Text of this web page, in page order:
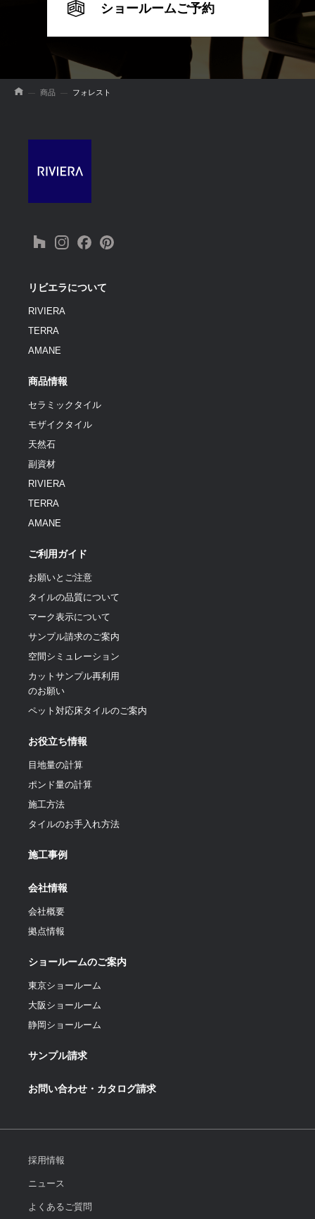
ショールームご予約
商品 フォレスト
リビエラについて
RIVIERA
TERRA
AMANE
商品情報
セラミックタイル
モザイクタイル
天然石
副資材
RIVIERA
TERRA
AMANE
ご利用ガイド
お願いとご注意
タイルの品質について
マーク表示について
サンプル請求のご案内
空間シミュレーション
カットサンプル再利用
のお願い
ペット対応床タイルのご案内
お役立ち情報
目地量の計算
ポンド量の計算
施工方法
タイルのお手入れ方法
施工事例
会社情報
会社概要
拠点情報
ショールームのご案内
東京ショールーム
大阪ショールーム
静岡ショールーム
サンプル請求
お問い合わせ・カタログ請求
採用情報
ニュース
よくあるご質問